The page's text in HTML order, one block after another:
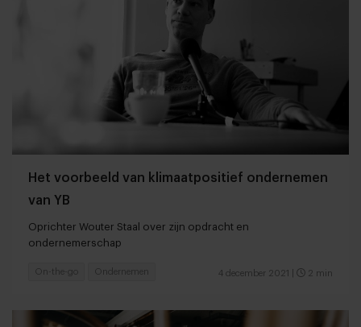
Het voorbeeld van klimaatpositief ondernemen
van YB
Oprichter Wouter Staal over zijn opdracht en
ondernemerschap
4 december 2021 2 min
On-the-go Ondernemen